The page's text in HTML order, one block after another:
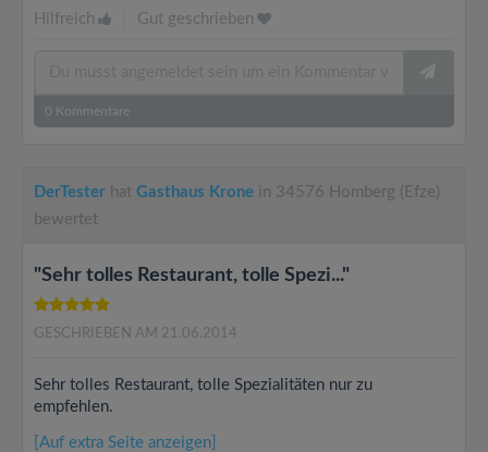
Hilfreich Gut geschrieben
0 Kommentare
DerTester hat Gasthaus Krone in 34576 Homberg (Efze)
bewertet
"Sehr tolles Restaurant, tolle Spezi..."
GESCHRIEBEN AM 21.06.2014
Sehr tolles Restaurant, tolle Spezialitäten nur zu
empfehlen.
[Auf extra Seite anzeigen]